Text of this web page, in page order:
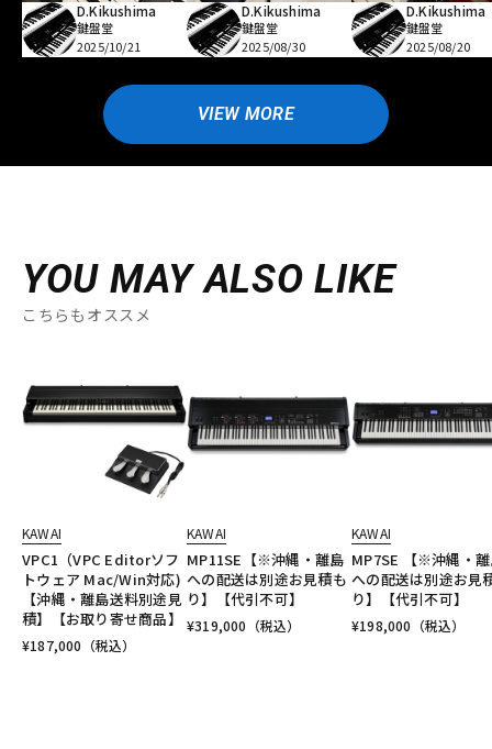
D.Kikushima
鍵盤堂
2025/10/21
D.Kikushima
鍵盤堂
2025/08/30
D.Kikushima
鍵盤堂
2025/08/20
VIEW MORE
YOU MAY ALSO LIKE
こちらもオススメ
KAWAI
VPC1（VPC Editorソフ
トウェア Mac/Win対応)
【沖縄・離島送料別途見
積】【お取り寄せ商品】
¥187,000 （税込）
KAWAI
MP11SE【※沖縄・離島
への配送は別途お見積も
り】【代引不可】
¥319,000 （税込）
KAWAI
MP7SE 【※沖縄・
への配送は別途お見
り】【代引不可】
¥198,000 （税込）